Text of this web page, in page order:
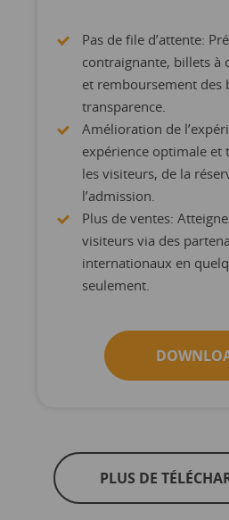
Pas de file d’attente:
contraignante, billets à
et remboursement des
transparence.
Amélioration de
expérience optimale et
les visiteurs, de la
l’admission.
Plus de ventes:
visiteurs via des
internationaux en
seulement.
PLUS DE